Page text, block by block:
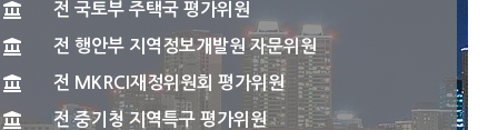
전 국토부 주택국 평가위원
전 행안부 지역정보개발원 자문위원
전 MKRCI재정위원회 평가위원
전 중기청 지역특구 평가위원